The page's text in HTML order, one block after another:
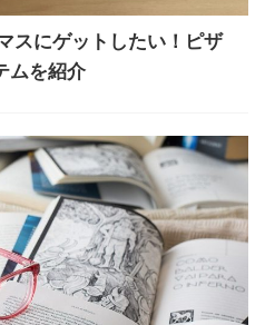
スにゲットしたい！ピザ
ムを紹介